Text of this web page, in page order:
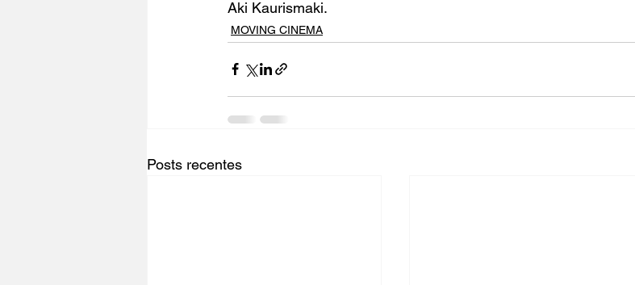
Aki Kaurismaki.
MOVING CINEMA
Posts recentes